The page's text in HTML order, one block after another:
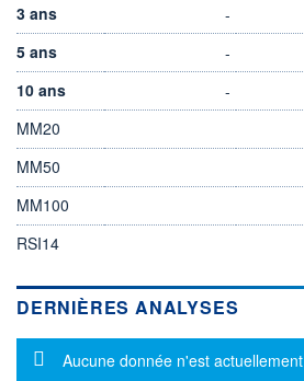
3 ans
-
5 ans
-
10 ans
-
MM20
MM50
MM100
RSI14
DERNIÈRES ANALYSES
Message d'information
Aucune donnée n'est